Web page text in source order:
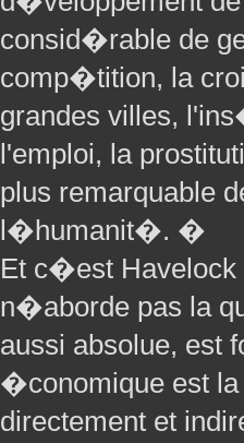
consid�rable de
comp�tition, la
grandes villes,
l'emploi, la
plus remarquable
l�humanit�. �
Et c�est
n�aborde pas la
aussi absolue, est
�conomique est
directement et